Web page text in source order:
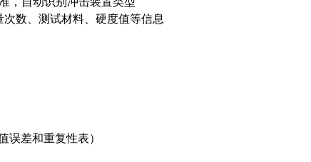
数、测试材料、硬度值等信息
误差和重复性表）